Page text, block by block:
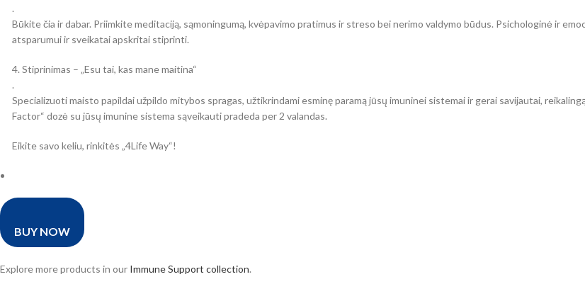
.
Būkite čia ir dabar. Priimkite meditaciją, sąmoningumą, kvėpavimo pratimus ir streso bei nerimo valdymo būdus. Psichologinė ir
atsparumui ir sveikatai apskritai stiprinti.
4. Stiprinimas – „Esu tai, kas mane maitina“
.
Specializuoti maisto papildai užpildo mitybos spragas, užtikrindami esminę paramą jūsų imuninei sistemai ir gerai savijautai,
Factor“ dozė su jūsų imunine sistema sąveikauti pradeda per 2 valandas.
Eikite savo keliu, rinkitės „4Life Way“!
BUY NOW
Explore more products in our Immune Support collection.